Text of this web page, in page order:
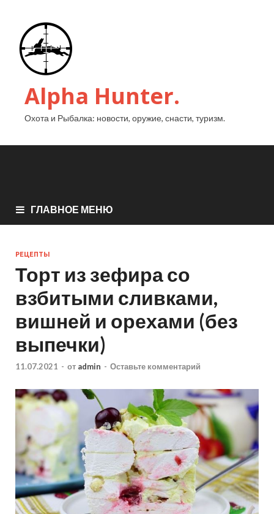
Alpha Hunter.
Охота и Рыбалка: новости, оружие, снасти, туризм.
ГЛАВНОЕ МЕНЮ
РЕЦЕПТЫ
Торт из зефира со
взбитыми сливками,
вишней и орехами (без
выпечки)
11.07.2021 - от admin - Оставьте комментарий